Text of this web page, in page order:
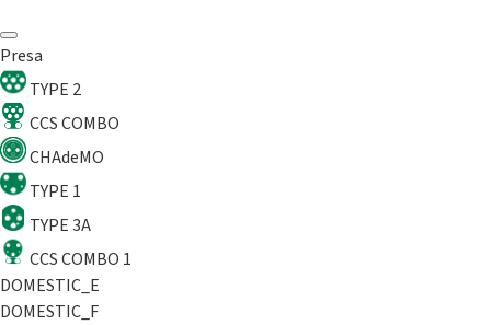
Presa
TYPE 2
CCS COMBO
CHAdeMO
TYPE 1
TYPE 3A
CCS COMBO 1
DOMESTIC_E
DOMESTIC_F